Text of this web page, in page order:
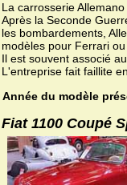
La carrosserie
Après la Seconde
les bombardements,
modèles pour Ferrari
Il est souvent associé
L'entreprise fait faillite
Année du modèle
Fiat 1100 Coupé